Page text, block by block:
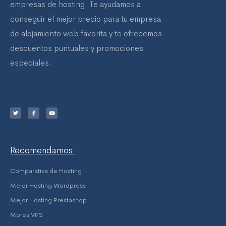
empresas de hosting. Te ayudamos a
conseguir el mejor precio para tu empresa
de alojamiento web favorita y te ofrecemos
descuentos puntuales y promociones
especiales.
i
t
t
c
e
b
u
t
u
Recomendamos:
Comparativa de Hosting
Mejor Hosting Wordpress
Mejor Hosting Prestashop
Mores VPS